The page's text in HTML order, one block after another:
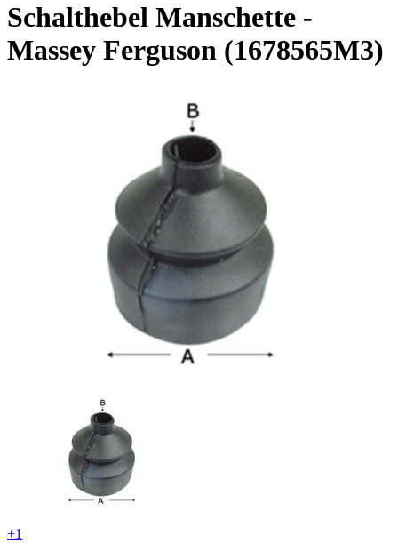
Schalthebel Manschette -
Massey Ferguson (1678565M3)
+1